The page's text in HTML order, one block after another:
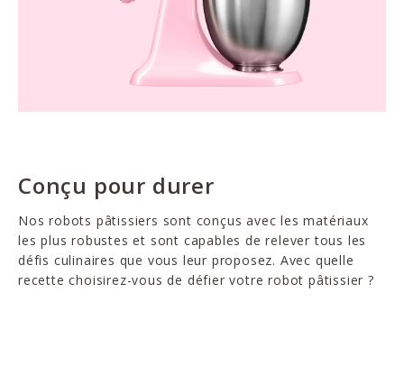
Conçu pour durer
Nos robots pâtissiers sont conçus avec les matériaux
les plus robustes et sont capables de relever tous les
défis culinaires que vous leur proposez. Avec quelle
recette choisirez-vous de défier votre robot pâtissier ?